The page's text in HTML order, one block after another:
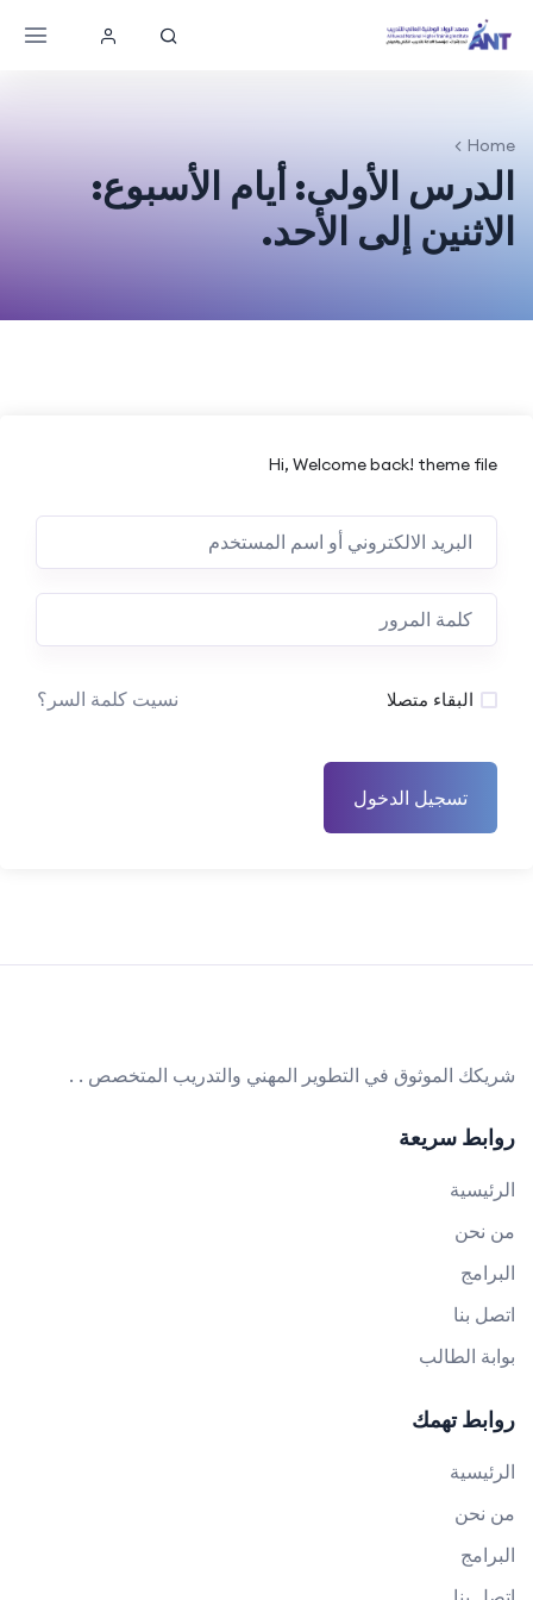
Home
الدرس الأولى: أيام الأسبوع:
الاثنين إلى الأحد.
Hi, Welcome back! theme file
البقاء متصلا نسيت كلمة السر؟
تسجيل الدخول
شريكك الموثوق في التطوير المهني والتدريب المتخصص . .
روابط سريعة
الرئيسية
من نحن
البرامج
اتصل بنا
بوابة الطالب
روابط تهمك
الرئيسية
من نحن
البرامج